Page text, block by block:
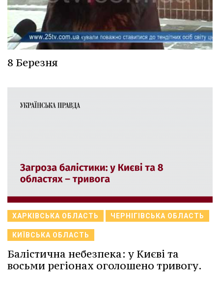
8 Березня
ХАРКІВСЬКА ОБЛАСТЬ ЧЕРНІГІВСЬКА ОБЛАСТЬ
КИЇВСЬКА ОБЛАСТЬ
Балістична небезпека: у Києві та
восьми регіонах оголошено тривогу.